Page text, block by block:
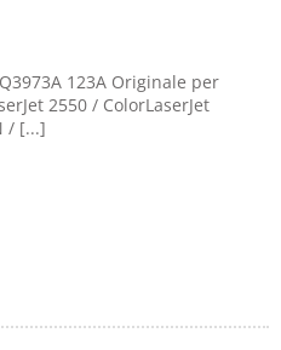
123A Originale per
2550 / ColorLaserJet
/ [...]